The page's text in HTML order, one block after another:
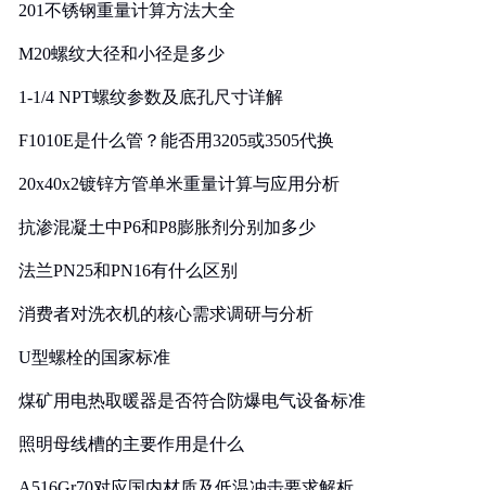
201不锈钢重量计算方法大全
M20螺纹大径和小径是多少
1-1/4 NPT螺纹参数及底孔尺寸详解
F1010E是什么管？能否用3205或3505代换
20x40x2镀锌方管单米重量计算与应用分析
抗渗混凝土中P6和P8膨胀剂分别加多少
法兰PN25和PN16有什么区别
消费者对洗衣机的核心需求调研与分析
U型螺栓的国家标准
煤矿用电热取暖器是否符合防爆电气设备标准
照明母线槽的主要作用是什么